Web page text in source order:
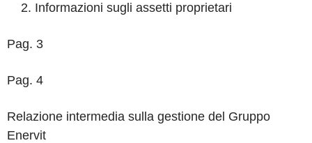
Informazioni sugli assetti proprietari
Pag. 3
Pag. 4
Relazione intermedia sulla gestione del Gruppo
Enervit